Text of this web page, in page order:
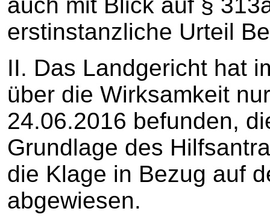
erstinstanzliche Urteil
II. Das Landgericht hat
über die Wirksamkeit
24.06.2016 befunden,
Grundlage des
die Klage in Bezug auf
abgewiesen.